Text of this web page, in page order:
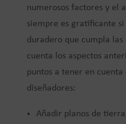
numerosos factores y el
siempre es gratificante
duradero que cumpla las
cuenta los aspectos
puntos a tener en
diseñadores:
Añadir planos de